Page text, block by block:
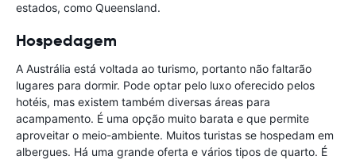
estados, como Queensland.
Hospedagem
A Austrália está voltada ao turismo, portanto não faltarão
lugares para dormir. Pode optar pelo luxo oferecido pelos
hotéis, mas existem também diversas áreas para
acampamento. É uma opção muito barata e que permite
aproveitar o meio-ambiente. Muitos turistas se hospedam em
albergues. Há uma grande oferta e vários tipos de quarto. É